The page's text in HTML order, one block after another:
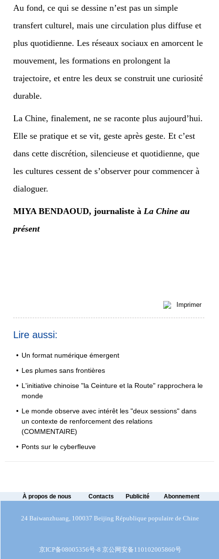
Au fond, ce qui se dessine n’est pas un simple
transfert culturel, mais une circulation plus diffuse et
plus quotidienne. Les réseaux sociaux en amorcent le
mouvement, les formations en prolongent la
trajectoire, et entre les deux se construit une curiosité
durable.
La Chine, finalement, ne se raconte plus aujourd’hui.
Elle se pratique et se vit, geste après geste. Et c’est
dans cette discrétion, silencieuse et quotidienne, que
les cultures cessent de s’observer pour commencer à
dialoguer.
MIYA BENDAOUD, journaliste à La Chine au
présent
Imprimer
Lire aussi:
• Un format numérique émergent
• Les plumes sans frontières
• L'initiative chinoise "la Ceinture et la Route" rapprochera le
monde
• Le monde observe avec intérêt les "deux sessions" dans
un contexte de renforcement des relations
(COMMENTAIRE)
• Ponts sur le cyberfleuve
À propos de nous Contacts Publicité Abonnement
24 Baiwanzhuang, 100037 Beijing République populaire de Chine
京ICP备08005356号-8 京公网安备110102005860号